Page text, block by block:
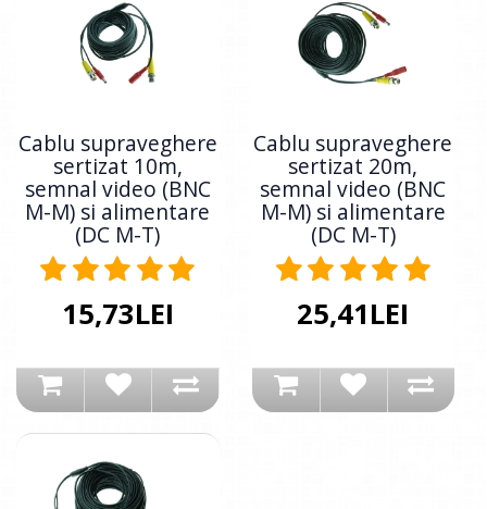
Cablu supraveghere
sertizat 10m,
semnal video (BNC
M-M) si alimentare
(DC M-T)
15,73LEI
Cablu supraveghere
sertizat 20m,
semnal video (BNC
M-M) si alimentare
(DC M-T)
25,41LEI